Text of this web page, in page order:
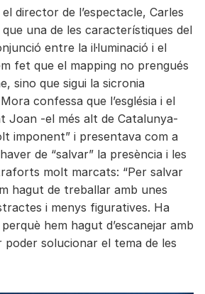
director de l’espectacle, Carles
una de les característiques del
entre la il·luminació i el
fet que el mapping no prengués
sino que sigui la sicronia
Mora confessa que l’església i el
Joan -el més alt de Catalunya-
imponent” i presentava com a
de “salvar” la presència i les
molt marcats: “Per salvar
hagut de treballar amb unes
i menys figuratives. Ha
hem hagut d’escanejar amb
solucionar el tema de les